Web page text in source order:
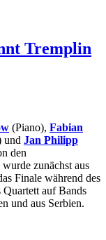
Tremplin
(Piano), Fabian
und Jan Philipp
den
zunächst aus
Finale während des
Quartett auf Bands
und aus Serbien.